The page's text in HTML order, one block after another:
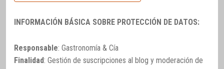
INFORMACIÓN BÁSICA SOBRE PROTECCIÓN DE DATOS:
Responsable: Gastronomía & Cía
Finalidad: Gestión de suscripciones al blog y moderación de